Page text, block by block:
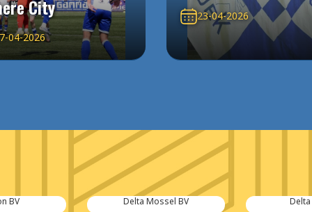
City
04-2026
23-04-2026
BV Delta Mossel BV